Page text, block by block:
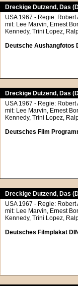
Dreckige Dutzend, Das
USA 1967 - Regie: Robert
mit: Lee Marvin, Ernest
Kennedy, Trini Lopez,
Deutsche Aushangfotos
Dreckige Dutzend, Das
USA 1967 - Regie: Robert
mit: Lee Marvin, Ernest
Kennedy, Trini Lopez,
Deutsches Film
Dreckige Dutzend, Das
USA 1967 - Regie: Robert
mit: Lee Marvin, Ernest
Kennedy, Trini Lopez,
Deutsches Filmplakat